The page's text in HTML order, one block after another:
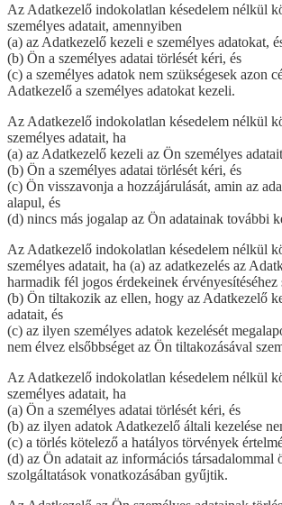
Az Adatkezelő indokolatlan késedelem nélkül
személyes adatait, amennyiben
(a) az Adatkezelő kezeli e személyes adatokat,
(b) Ön a személyes adatai törlését kéri, és
(c) a személyes adatok nem szükségesek azon
Adatkezelő a személyes adatokat kezeli.
Az Adatkezelő indokolatlan késedelem nélkül
személyes adatait, ha
(a) az Adatkezelő kezeli az Ön személyes
(b) Ön a személyes adatai törlését kéri, és
(c) Ön visszavonja a hozzájárulását, amin az
alapul, és
(d) nincs más jogalap az Ön adatainak további
Az Adatkezelő indokolatlan késedelem nélkül
személyes adatait, ha (a) az adatkezelés az
harmadik fél jogos érdekeinek érvényesítéséhez
(b) Ön tiltakozik az ellen, hogy az Adatkezelő
adatait, és
(c) az ilyen személyes adatok kezelését
nem élvez elsőbbséget az Ön tiltakozásával
Az Adatkezelő indokolatlan késedelem nélkül
személyes adatait, ha
(a) Ön a személyes adatai törlését kéri, és
(b) az ilyen adatok Adatkezelő általi kezelése
(c) a törlés kötelező a hatályos törvények
(d) az Ön adatait az információs társadalommal
szolgáltatások vonatkozásában gyűjtik.